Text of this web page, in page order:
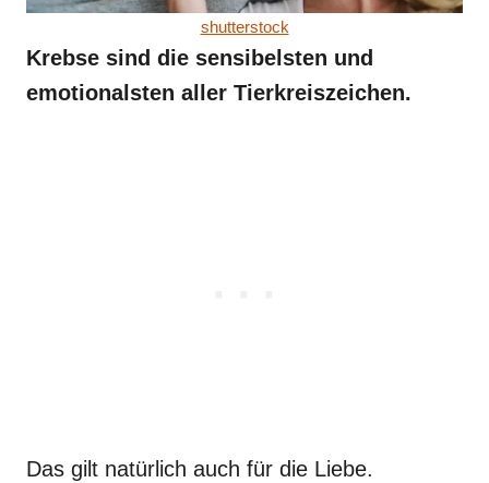
shutterstock
Krebse sind die sensibelsten und
emotionalsten aller Tierkreiszeichen.
Das gilt natürlich auch für die Liebe.